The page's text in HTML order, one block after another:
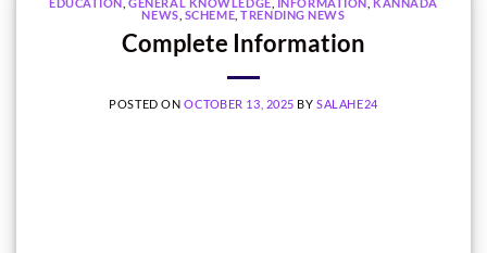
NEWS SCHEME ,TRENDING NEWS
Complete Information
POSTED ON OCTOBER 13, 2025 BYSALAHE24